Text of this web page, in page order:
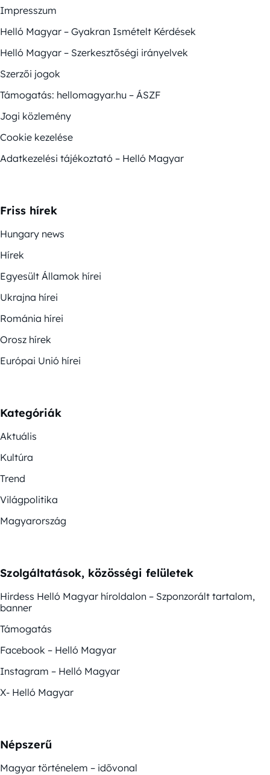
Impresszum
Helló Magyar – Gyakran Ismételt Kérdések
Helló Magyar – Szerkesztőségi irányelvek
Szerzői jogok
Támogatás: hellomagyar.hu – ÁSZF
Jogi közlemény
Cookie kezelése
Adatkezelési tájékoztató – Helló Magyar
Friss hírek
Hungary news
Hírek
Egyesült Államok hírei
Ukrajna hírei
Románia hírei
Orosz hírek
Európai Unió hírei
Kategóriák
Aktuális
Kultúra
Trend
Világpolitika
Magyarország
Szolgáltatások, közösségi felületek
Hirdess Helló Magyar híroldalon – Szponzorált tartalom,
banner
Támogatás
Facebook – Helló Magyar
Instagram – Helló Magyar
X- Helló Magyar
Népszerű
Magyar történelem – idővonal